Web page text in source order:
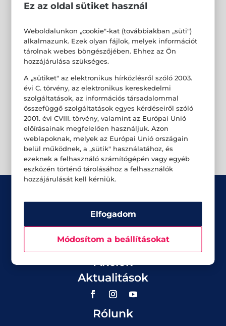
Üzletek
Akciók
Aktualitások
Rólunk
Ez az oldal sütiket használ
Weboldalunkon „cookie"-kat (továbbiakban „süti")
alkalmazunk. Ezek olyan fájlok, melyek információt
tárolnak webes böngészőjében. Ehhez az Ön
hozzájárulása szükséges.
A „sütiket" az elektronikus hírközlésről szóló 2003.
évi C. törvény, az elektronikus kereskedelmi
szolgáltatások, az információs társadalommal
összefüggő szolgáltatások egyes kérdéseiről szóló
2001. évi CVIII. törvény, valamint az Európai Unió
előírásainak megfelelően használjuk. Azon
weblapoknak, melyek az Európai Unió országain
belül működnek, a „sütik" használatához, és
ezeknek a felhasználó számítógépén vagy egyéb
eszközén történő tárolásához a felhasználók
hozzájárulását kell kérniük.
Elfogadom
Módosítom a beállításokat